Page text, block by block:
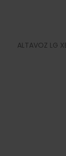
ALTAVOZ LG